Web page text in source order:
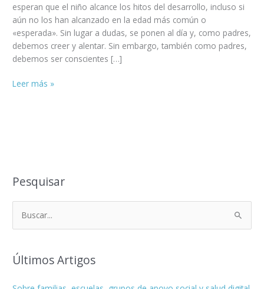
esperan que el niño alcance los hitos del desarrollo, incluso si
aún no los han alcanzado en la edad más común o
«esperada». Sin lugar a dudas, se ponen al día y, como padres,
debemos creer y alentar. Sin embargo, también como padres,
debemos ser conscientes […]
Leer más »
Pesquisar
u
cÚltimos Artigos